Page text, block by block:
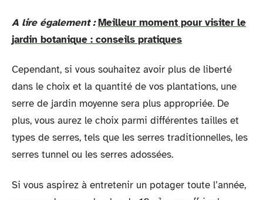
A lire également : Meilleur moment pour visiter le
jardin botanique : conseils pratiques
Cependant, si vous souhaitez avoir plus de liberté
dans le choix et la quantité de vos plantations, une
serre de jardin moyenne sera plus appropriée. De
plus, vous aurez le choix parmi différentes tailles et
types de serres, tels que les serres traditionnelles, les
serres tunnel ou les serres adossées.
Si vous aspirez à entretenir un potager toute l’année,